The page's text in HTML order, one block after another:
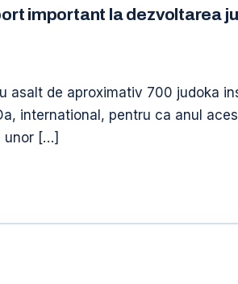
important la dezvoltarea
asalt de aproximativ 700 judoka
international, pentru ca anul
unor […]